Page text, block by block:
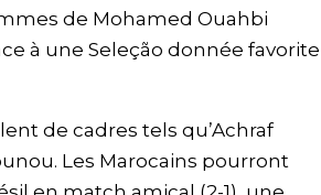
de Mohamed Ouahbi
à une Seleção donnée favorite
de cadres tels qu’Achraf
Les Marocains pourront